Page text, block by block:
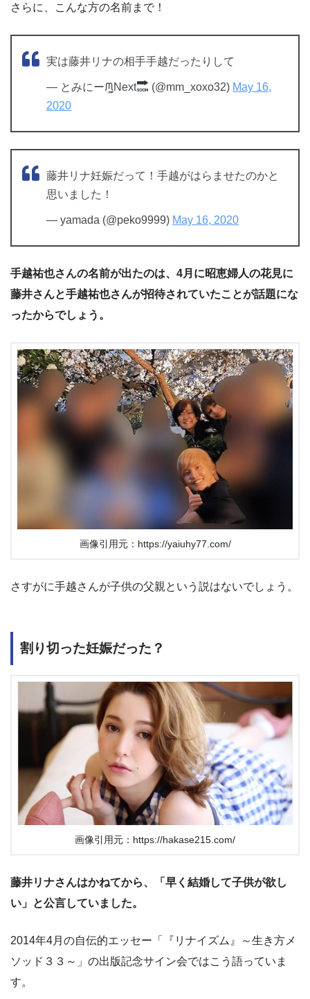
さらに、こんな方の名前まで！
実は藤井リナの相手手越だったりして
— とみにーᙏ̤̫͚Next (@mm_xoxo32) May 16,
2020
藤井リナ妊娠だって！手越がはらませたのかと
思いました！
— yamada (@peko9999) May 16, 2020
手越祐也さんの名前が出たのは、4月に昭恵婦人の花見に
藤井さんと手越祐也さんが招待されていたことが話題にな
ったからでしょう。
画像引用元：https://yaiuhy77.com/
さすがに手越さんが子供の父親という説はないでしょう。
割り切った妊娠だった？
画像引用元：https://hakase215.com/
藤井リナさんはかねてから、「早く結婚して子供が欲し
い」と公言していました。
2014年4月の自伝的エッセー「『リナイズム』～生き方メ
ソッド３３～」の出版記念サイン会ではこう語っていま
す。